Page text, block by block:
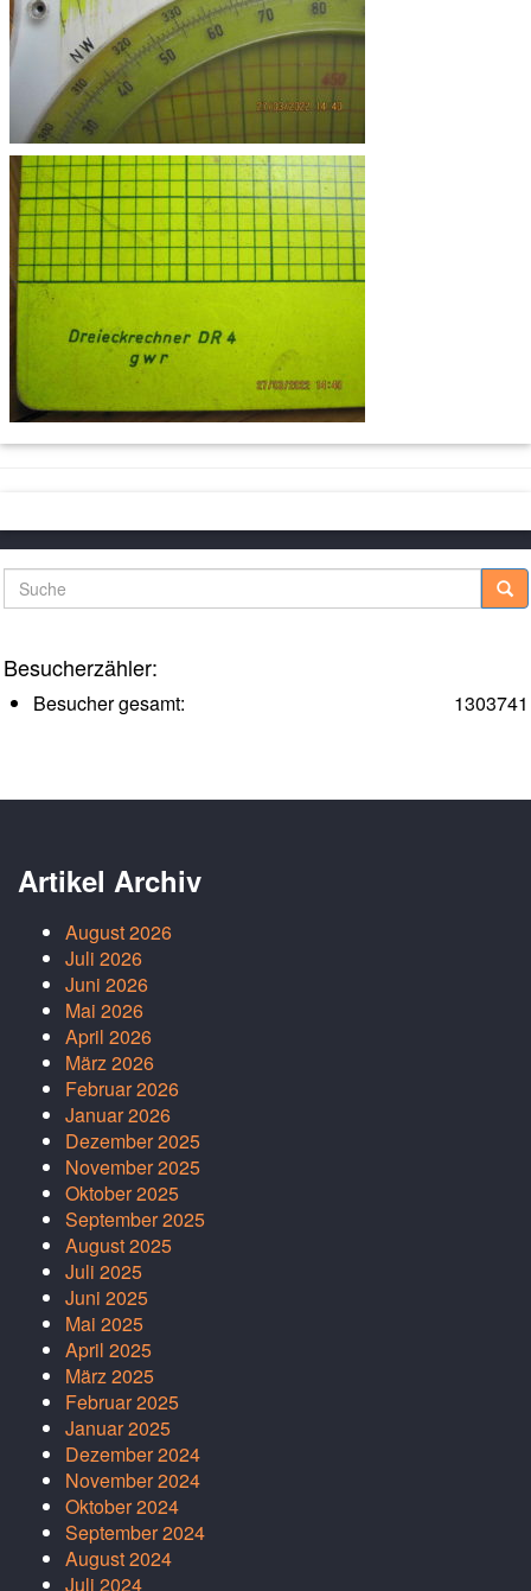
Suche
Besucherzähler:
1303741
Besucher gesamt:
Artikel Archiv
August 2026
Juli 2026
Juni 2026
Mai 2026
April 2026
März 2026
Februar 2026
Januar 2026
Dezember 2025
November 2025
Oktober 2025
September 2025
August 2025
Juli 2025
Juni 2025
Mai 2025
April 2025
März 2025
Februar 2025
Januar 2025
Dezember 2024
November 2024
Oktober 2024
September 2024
August 2024
Juli 2024